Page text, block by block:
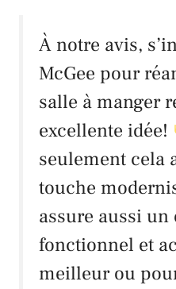
À notre avis,
McGee pour
salle à manger
excellente idée!
seulement cela
touche
assure aussi un
fonctionnel et
meilleur ou